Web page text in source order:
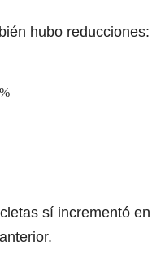
hubo reducciones:
sí incrementó en